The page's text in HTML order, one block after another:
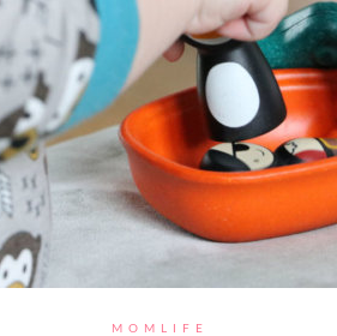
MOMLIFE